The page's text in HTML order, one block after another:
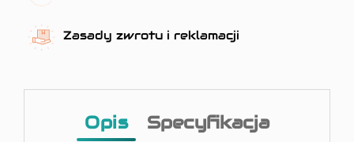
Zasady zwrotu i reklamacji
Opis
Specyfikacja